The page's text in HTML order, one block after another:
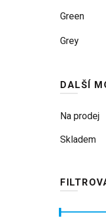
Green
Grey
Malibu
Marled Blue
Navy Blue
Orange
Pea Green
DALŠÍ
Na prodej
Skladem